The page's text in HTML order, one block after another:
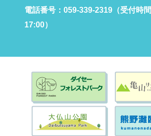
電話番号：059-339-2319（受付時
17:00）